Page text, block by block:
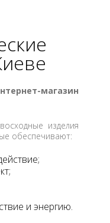
магазин
изделия
обеспечивают:
и энергию.